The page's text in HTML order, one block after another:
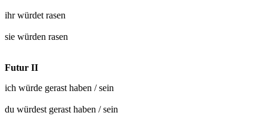
ihr würdetrasen
sie würden rasen
Futur II
ich würde gerasthaben / sein
du würdest gerasthaben / sein